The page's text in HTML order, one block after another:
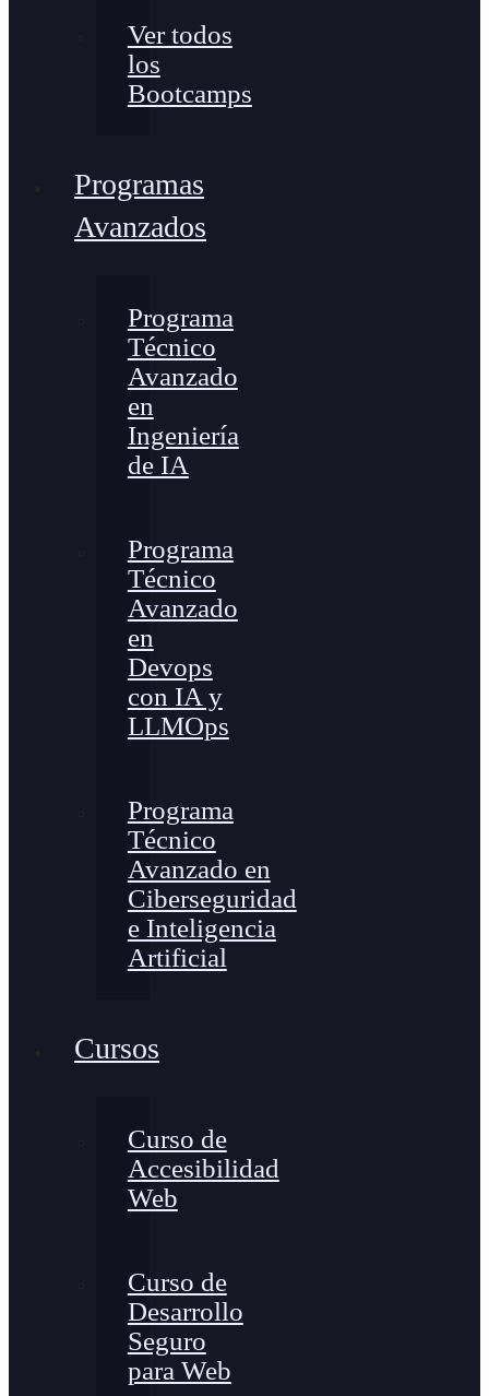
Ver todos
los
Bootcamps
Programas
Avanzados
Programa
Técnico
Avanzado
en
Ingeniería
de IA
Programa
Técnico
Avanzado
en
Devops
con IA y
LLMOps
Programa
Técnico
Avanzado en
Ciberseguridad
e Inteligencia
Artificial
Cursos
Curso de
Accesibilidad
Web
Curso de
Desarrollo
Seguro
para Web